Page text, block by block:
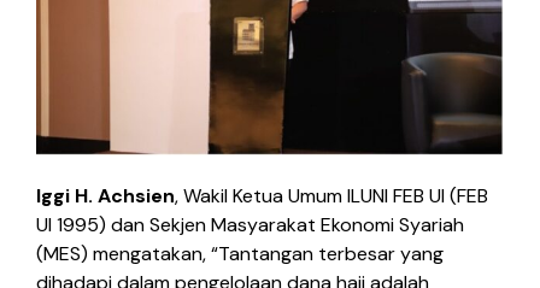
Iggi H. Achsien, Wakil Ketua Umum ILUNI FEB UI (FEB
UI 1995) dan Sekjen Masyarakat Ekonomi Syariah
(MES) mengatakan, “Tantangan terbesar yang
dihadapi dalam pengelolaan dana haji adalah